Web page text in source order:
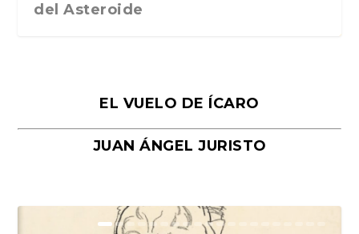
del Asteroide
EL VUELO DE ÍCARO
JUAN ÁNGEL JURISTO